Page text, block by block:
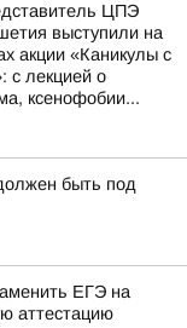
ЦПЭ
выступили на
акции «Каникулы с
с лекцией о
ксенофобии...
быть под
ЕГЭ на
аттестацию